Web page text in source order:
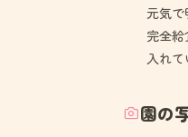
元気
完全
入れて
園の